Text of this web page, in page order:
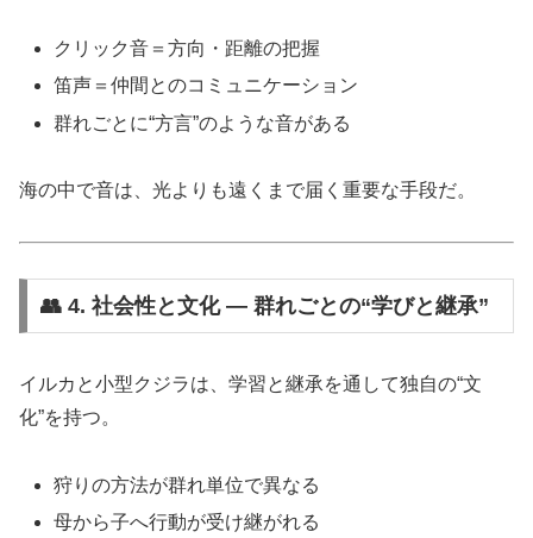
クリック音＝方向・距離の把握
笛声＝仲間とのコミュニケーション
群れごとに“方言”のような音がある
海の中で音は、光よりも遠くまで届く重要な手段だ。
👥 4. 社会性と文化 ― 群れごとの“学びと継承”
イルカと小型クジラは、学習と継承を通して独自の“文
化”を持つ。
狩りの方法が群れ単位で異なる
母から子へ行動が受け継がれる